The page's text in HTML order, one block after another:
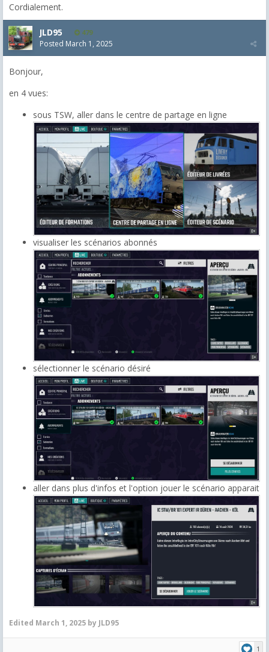
Cordialement.
JLD95 479
Posted March 1, 2025
Bonjour,
en 4 vues:
sous TSW, aller dans le centre de partage en ligne
visualiser les scénarios abonnés
sélectionner le scénario désiré
aller dans plus d'infos et l'option jouer le scénario apparait
Edited March 1, 2025 by JLD95
1